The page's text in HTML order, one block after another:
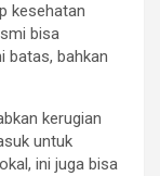
kesehatan
bisa
batas, bahkan
kerugian
untuk
ini juga bisa